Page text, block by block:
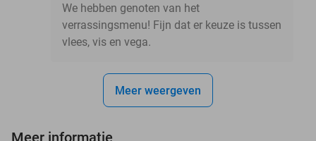
We hebben genoten van het
verrassingsmenu! Fijn dat er keuze is tussen
vlees, vis en vega.
Meer weergeven
Meer informatie